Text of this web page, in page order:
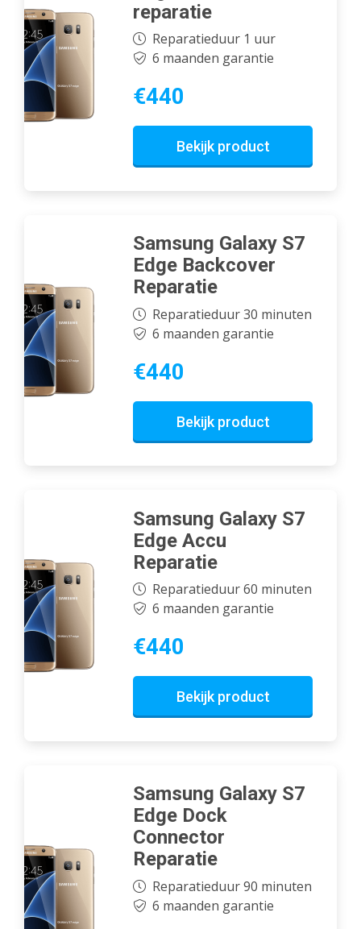
reparatie
Reparatieduur 1 uur
6 maanden garantie
€440
Bekijk product
Samsung Galaxy S7
Edge Backcover
Reparatie
Reparatieduur 30 minuten
6 maanden garantie
€440
Bekijk product
Samsung Galaxy S7
Edge Accu
Reparatie
Reparatieduur 60 minuten
6 maanden garantie
€440
Bekijk product
Samsung Galaxy S7
Edge Dock
Connector
Reparatie
Reparatieduur 90 minuten
6 maanden garantie